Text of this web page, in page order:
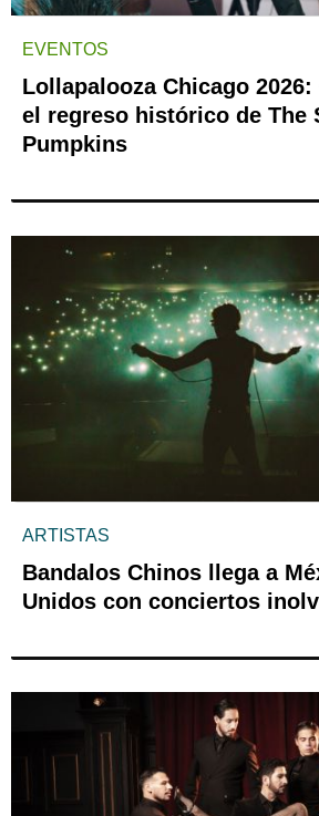
EVENTOS
Lollapalooza Chicago 2026:
el regreso histórico de The
Pumpkins
ARTISTAS
Bandalos Chinos llega a
Unidos con conciertos